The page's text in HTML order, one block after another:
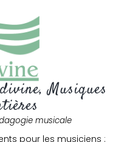
Musiques
musicale
pour les musiciens :